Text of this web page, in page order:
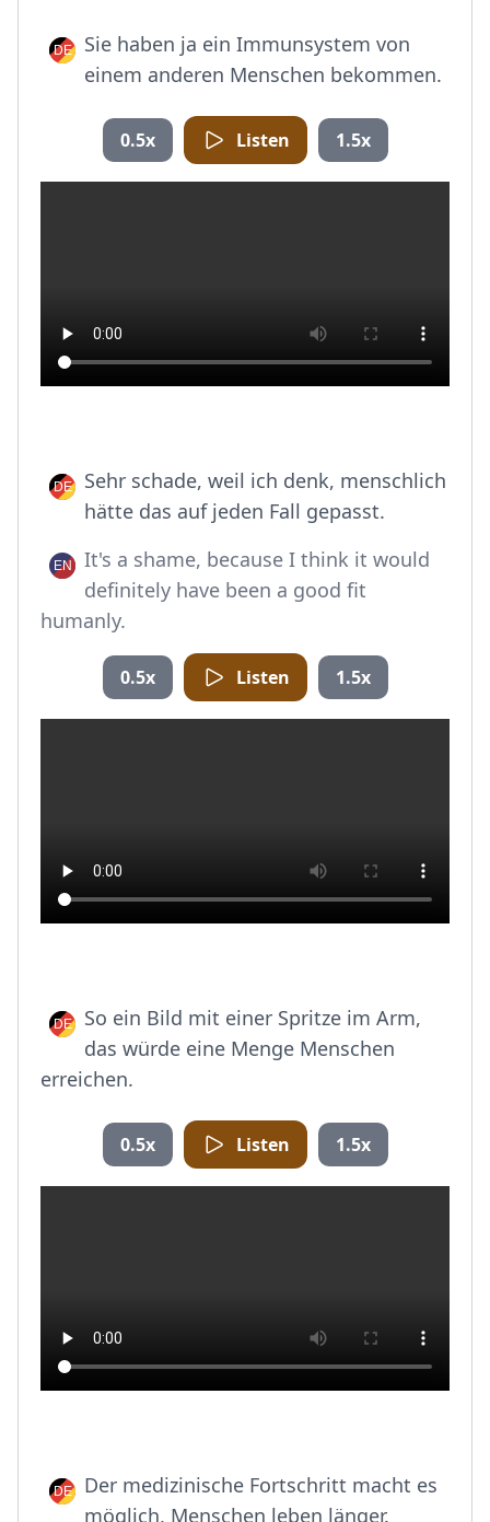
Sie haben ja ein Immunsystem von
einem anderen Menschen bekommen.
0.5x Listen 1.5x
Sehr schade, weil ich denk, menschlich
hätte das auf jeden Fall gepasst.
It's a shame, because I think it would
definitely have been a good fit
humanly.
0.5x Listen 1.5x
So ein Bild mit einer Spritze im Arm,
das würde eine Menge Menschen
erreichen.
0.5x Listen 1.5x
Der medizinische Fortschritt macht es
möglich, Menschen leben länger.